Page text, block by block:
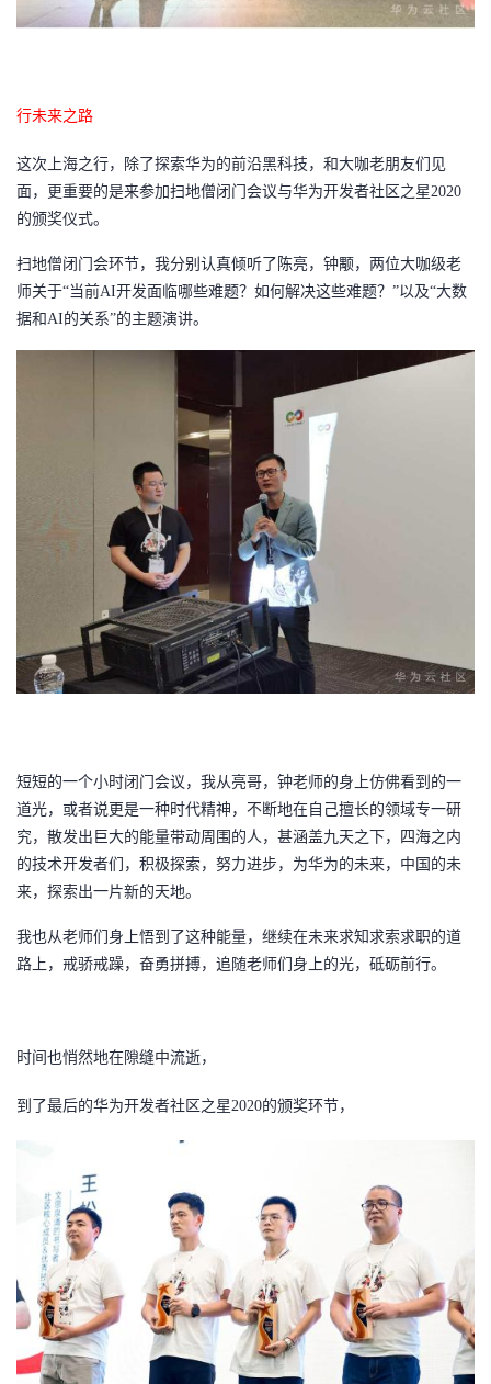
行未来之路
这次上海之行，除了探索华为的前沿黑科技，和大咖老朋友们见
面，更重要的是来参加扫地僧闭门会议与华为开发者社区之星2020
的颁奖仪式。
扫地僧闭门会环节，我分别认真倾听了陈亮，钟颙，两位大咖级老
师关于“当前AI开发面临哪些难题？如何解决这些难题？”以及“大数
据和AI的关系”的主题演讲。
短短的一个小时闭门会议，我从亮哥，钟老师的身上仿佛看到的一
道光，或者说更是一种时代精神，不断地在自己擅长的领域专一研
究，散发出巨大的能量带动周围的人，甚涵盖九天之下，四海之内
的技术开发者们，积极探索，努力进步，为华为的未来，中国的未
来，探索出一片新的天地。
我也从老师们身上悟到了这种能量，继续在未来求知求索求职的道
路上，戒骄戒躁，奋勇拼搏，追随老师们身上的光，砥砺前行。
时间也悄然地在隙缝中流逝，
到了最后的华为开发者社区之星2020的颁奖环节，